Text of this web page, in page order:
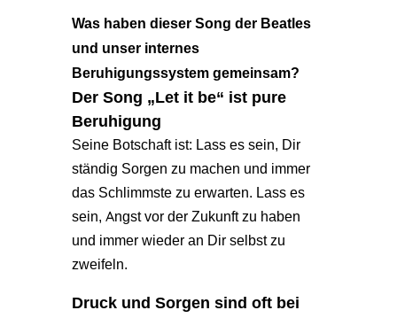
Was haben dieser Song der Beatles
und unser internes
Beruhigungssystem gemeinsam?
Der Song „Let it be“ ist pure
Beruhigung
Seine Botschaft ist: Lass es sein, Dir
ständig Sorgen zu machen und immer
das Schlimmste zu erwarten. Lass es
sein, Angst vor der Zukunft zu haben
und immer wieder an Dir selbst zu
zweifeln.
Druck und Sorgen sind oft bei